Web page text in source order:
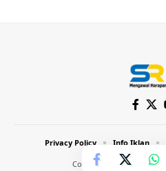
Copyright © 2024
Privacy Policy Info Iklan